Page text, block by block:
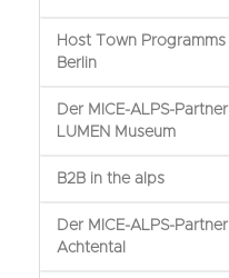
Host Town
Berlin
Der MICE-ALPS-
LUMEN Museum
B2B in the alps
Der MICE-ALPS-
Achtental